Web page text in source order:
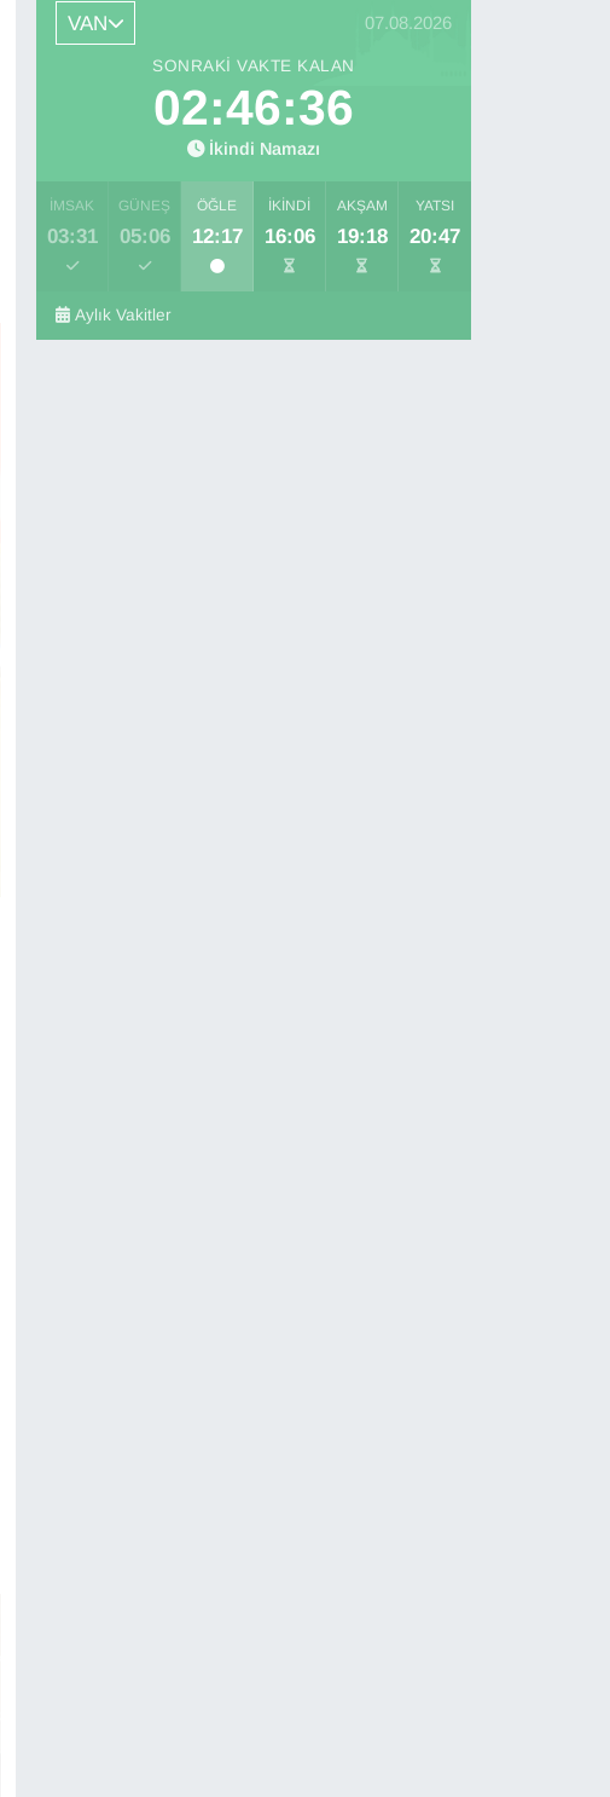
VAN
07.08.2026
SONRAKI VAKTE KALAN
02:46:34
İkindi Namazı
İMSAK
03:31
GÜNEŞ
05:06
ÖĞLE
12:17
İKINDI
16:06
AKŞAM
19:18
YATSI
20:47
Aylık Vakitler